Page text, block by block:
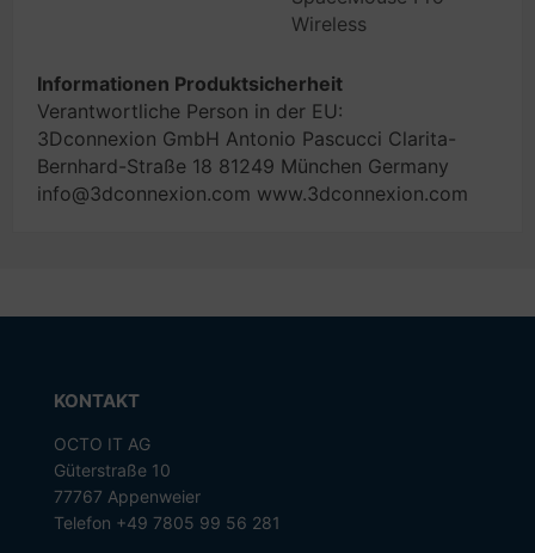
Wireless
Informationen Produktsicherheit
Verantwortliche Person in der EU:
3Dconnexion GmbH Antonio Pascucci Clarita-
Bernhard-Straße 18 81249 München Germany
info@3dconnexion.com www.3dconnexion.com
KONTAKT
OCTO IT AG
Güterstraße 10
77767 Appenweier
Telefon +49 7805 99 56 281